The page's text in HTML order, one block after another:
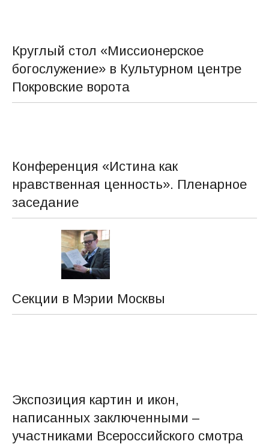
Круглый стол «Миссионерское
богослужение» в Культурном центре
Покровские ворота
Конференция «Истина как
нравственная ценность». Пленарное
заседание
Секции в Мэрии Москвы
Экспозиция картин и икон,
написанных заключенными –
участниками Всероссийского смотра